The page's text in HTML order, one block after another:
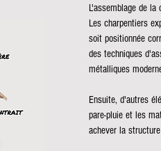
L'assemblage de
Les charpentiers
soit positionnée
des techniques
métalliques
Ensuite, d'autres
pare-pluie et les
achever la